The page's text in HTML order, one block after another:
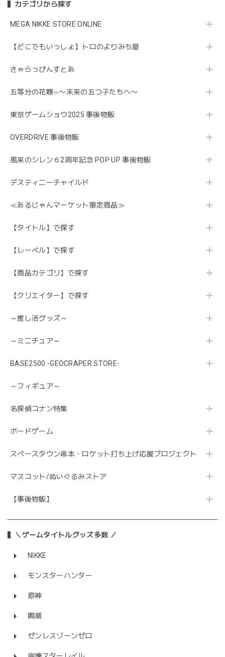
カテゴリから探す
MEGA NIKKE STORE ONLINE
【どこでもいっしょ】トロのよりみち屋
きゃらっぴんすとあ
五等分の花嫁∽〜未来の五つ子たちへ〜
東京ゲームショウ2025 事後物販
OVERDRIVE 事後物販
風来のシレン６2周年記念 POP UP 事後物販
デスティニーチャイルド
≪あるじゃんマーケット限定商品≫
【タイトル】で探す
【レーベル】で探す
【商品カテゴリ】で探す
【クリエイター】で探す
～推し活グッズ～
～ミニチュア～
BASE2500 -GEOCRAPER STORE-
～フィギュア～
名探偵コナン特集
ボードゲーム
スペースタウン串本・ロケット打ち上げ応援プロジェクト
マスコット/ぬいぐるみストア
【事後物販】
＼ゲームタイトルグッズ多数 ／
NIKKE
モンスターハンター
原神
鳴潮
ゼンレスゾーンゼロ